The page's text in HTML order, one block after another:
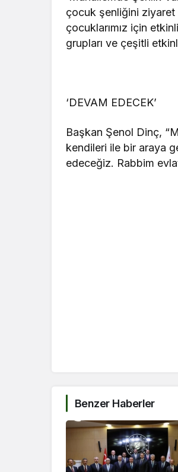
çocuk şenliğini ziyaret
çocuklarımız için
grupları ve çeşitli
‘DEVAM EDECEK’
Başkan Şenol Dinç,
kendileri ile bir araya
edeceğiz. Rabbim
Benzer Haberler